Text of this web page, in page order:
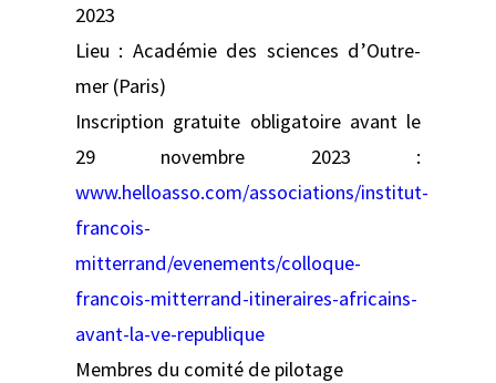
2023
Lieu : Académie des sciences d’Outre-
mer (Paris)
Inscription gratuite obligatoire avant le
29 novembre 2023 :
www.helloasso.com/associations/institut-
francois-
mitterrand/evenements/colloque-
francois-mitterrand-itineraires-africains-
avant-la-ve-republique
Membres du comité de pilotage